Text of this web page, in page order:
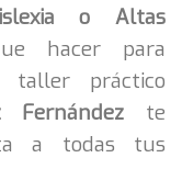
o Altas
hacer para
taller práctico
Fernández te
a todas tus